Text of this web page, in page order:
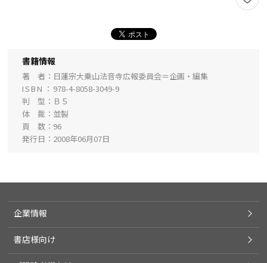
書籍情報
著 者
日蓮宗大乗山法音寺広報委員会＝企画・編集
ISBN
978-4-8058-3049-9
判 型
Ｂ５
体 裁
並製
頁 数
96
発行日
2008年06月07日
企業情報
書店様向け